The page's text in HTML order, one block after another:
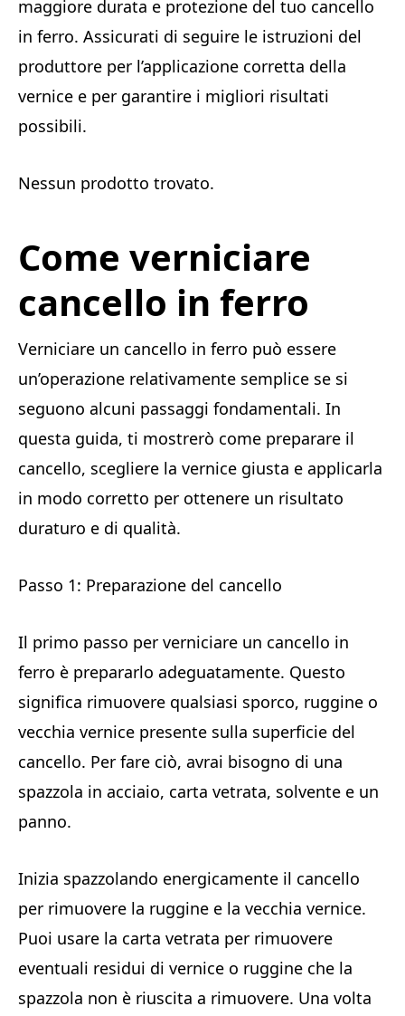
maggiore durata e protezione del tuo cancello
in ferro. Assicurati di seguire le istruzioni del
produttore per l’applicazione corretta della
vernice e per garantire i migliori risultati
possibili.
Nessun prodotto trovato.
Come verniciare
cancello in ferro
Verniciare un cancello in ferro può essere
un’operazione relativamente semplice se si
seguono alcuni passaggi fondamentali. In
questa guida, ti mostrerò come preparare il
cancello, scegliere la vernice giusta e applicarla
in modo corretto per ottenere un risultato
duraturo e di qualità.
Passo 1: Preparazione del cancello
Il primo passo per verniciare un cancello in
ferro è prepararlo adeguatamente. Questo
significa rimuovere qualsiasi sporco, ruggine o
vecchia vernice presente sulla superficie del
cancello. Per fare ciò, avrai bisogno di una
spazzola in acciaio, carta vetrata, solvente e un
panno.
Inizia spazzolando energicamente il cancello
per rimuovere la ruggine e la vecchia vernice.
Puoi usare la carta vetrata per rimuovere
eventuali residui di vernice o ruggine che la
spazzola non è riuscita a rimuovere. Una volta